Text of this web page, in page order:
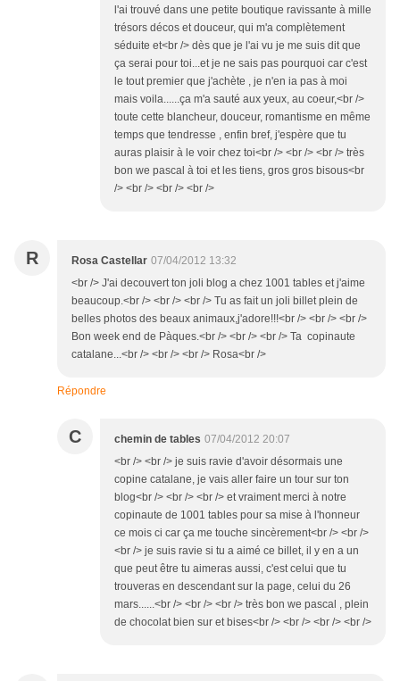
l'ai trouvé dans une petite boutique ravissante à mille
trésors décos et douceur, qui m'a complètement
séduite et<br /> dès que je l'ai vu je me suis dit que
ça serai pour toi...et je ne sais pas pourquoi car c'est
le tout premier que j'achète , je n'en ia pas à moi
mais voila......ça m'a sauté aux yeux, au coeur,<br />
toute cette blancheur, douceur, romantisme en même
temps que tendresse , enfin bref, j'espère que tu
auras plaisir à le voir chez toi<br /> <br /> <br /> très
bon we pascal à toi et les tiens, gros gros bisous<br
/> <br /> <br /> <br />
R Rosa Castellar 07/04/2012 13:32
<br /> J'ai decouvert ton joli blog a chez 1001 tables et j'aime
beaucoup.<br /> <br /> <br /> Tu as fait un joli billet plein de
belles photos des beaux animaux,j'adore!!!<br /> <br /> <br />
Bon week end de Pàques.<br /> <br /> <br /> Ta copinaute
catalane...<br /> <br /> <br /> Rosa<br />
Répondre
C chemin de tables 07/04/2012 20:07
<br /> <br /> je suis ravie d'avoir désormais une
copine catalane, je vais aller faire un tour sur ton
blog<br /> <br /> <br /> et vraiment merci à notre
copinaute de 1001 tables pour sa mise à l'honneur
ce mois ci car ça me touche sincèrement<br /> <br />
<br /> je suis ravie si tu a aimé ce billet, il y en a un
que peut être tu aimeras aussi, c'est celui que tu
trouveras en descendant sur la page, celui du 26
mars......<br /> <br /> <br /> très bon we pascal , plein
de chocolat bien sur et bises<br /> <br /> <br /> <br />